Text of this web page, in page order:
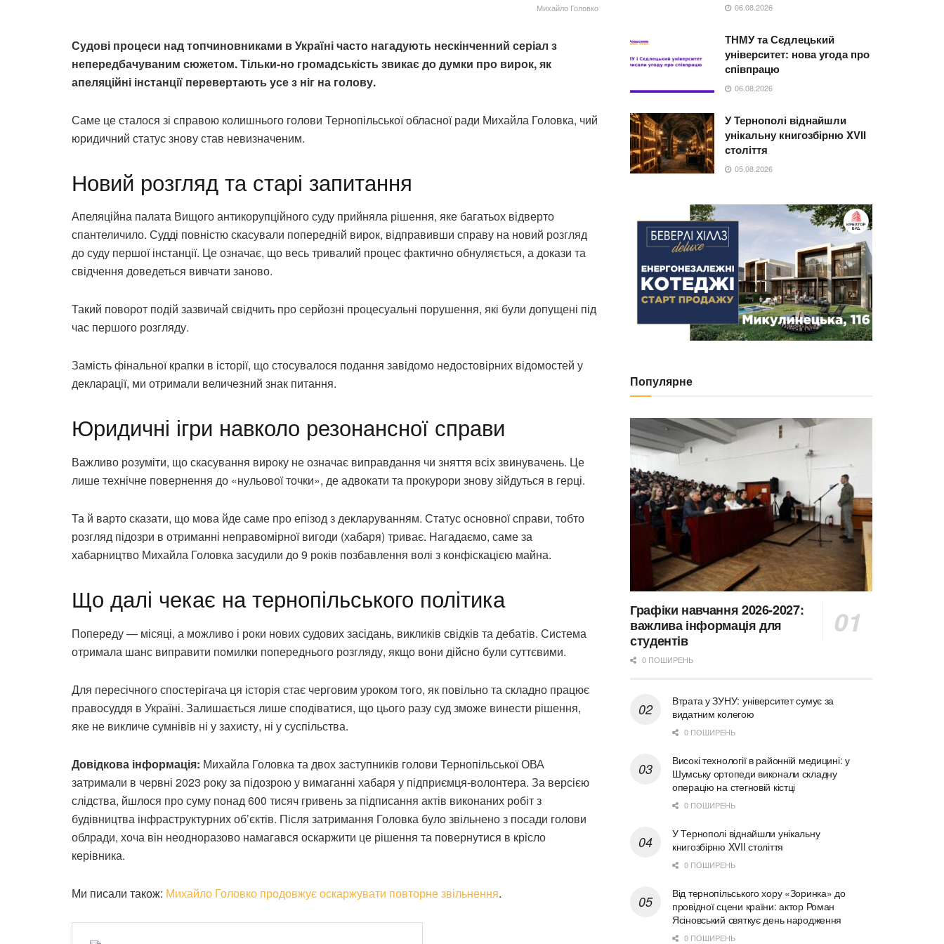
Михайло Головко
Судові процеси над топчиновниками в Україні часто нагадують нескінченний серіал з
непередбачуваним сюжетом. Тільки-но громадськість звикає до думки про вирок, як
апеляційні інстанції перевертають усе з ніг на голову.
Саме це сталося зі справою колишнього голови Тернопільської обласної ради Михайла Головка, чий
юридичний статус знову став невизначеним.
Новий розгляд та старі запитання
Апеляційна палата Вищого антикорупційного суду прийняла рішення, яке багатьох відверто
спантеличило. Судді повністю скасували попередній вирок, відправивши справу на новий розгляд
до суду першої інстанції. Це означає, що весь тривалий процес фактично обнуляється, а докази та
свідчення доведеться вивчати заново.
Такий поворот подій зазвичай свідчить про серйозні процесуальні порушення, які були допущені під
час першого розгляду.
Замість фінальної крапки в історії, що стосувалося подання завідомо недостовірних відомостей у
декларації, ми отримали величезний знак питання.
Юридичні ігри навколо резонансної справи
Важливо розуміти, що скасування вироку не означає виправдання чи зняття всіх звинувачень. Це
лише технічне повернення до «нульової точки», де адвокати та прокурори знову зійдуться в герці.
Та й варто сказати, що мова йде саме про епізод з декларуванням. Статус основної справи, тобто
розгляд підозри в отриманні неправомірної вигоди (хабаря) триває. Нагадаємо, саме за
хабарництво Михайла Головка засудили до 9 років позбавлення волі з конфіскацією майна.
Що далі чекає на тернопільського політика
Попереду — місяці, а можливо і роки нових судових засідань, викликів свідків та дебатів. Система
отримала шанс виправити помилки попереднього розгляду, якщо вони дійсно були суттєвими.
Для пересічного спостерігача ця історія стає черговим уроком того, як повільно та складно працює
правосуддя в Україні. Залишається лише сподіватися, що цього разу суд зможе винести рішення,
яке не викличе сумнівів ні у захисту, ні у суспільства.
Довідкова інформація: Михайла Головка та двох заступників голови Тернопільської ОВА
затримали в червні 2023 року за підозрою у вимаганні хабаря у підприємця-волонтера. За версією
слідства, йшлося про суму понад 600 тисяч гривень за підписання актів виконаних робіт з
будівництва інфраструктурних об’єктів. Після затримання Головка було звільнено з посади голови
облради, хоча він неодноразово намагався оскаржити це рішення та повернутися в крісло
керівника.
Ми писали також: Михайло Головко продовжує оскаржувати повторне звільнення.
06.08.2026
ТНМУ та Сєдлецький
університет: нова угода про
співпрацю
06.08.2026
У Тернополі віднайшли
унікальну книгозбірню XVII
століття
05.08.2026
Популярне
Графіки навчання 2026-2027:
важлива інформація для
студентів
0 ПОШИРЕНЬ
Втрата у ЗУНУ: університет сумує за
видатним колегою
0 ПОШИРЕНЬ
Високі технології в районній медицині: у
Шумську ортопеди виконали складну
операцію на стегновій кістці
0 ПОШИРЕНЬ
У Тернополі віднайшли унікальну
книгозбірню XVII століття
0 ПОШИРЕНЬ
Від тернопільського хору «Зоринка» до
провідної сцени країни: актор Роман
Ясіновський святкує день народження
0 ПОШИРЕНЬ